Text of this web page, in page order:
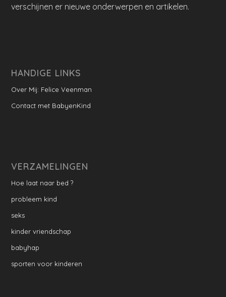
verschijnen er nieuwe onderwerpen en artikelen.
HANDIGE LINKS
Over Mij: Felice Veenman
Contact met BabyenKind
VERZAMELINGEN
Hoe laat naar bed ?
probleem kind
seks
kinder vriendschap
babyhap
sporten voor kinderen